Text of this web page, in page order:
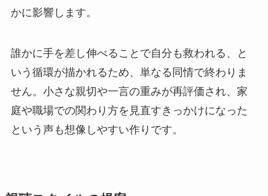
かに影響します。
誰かに手を差し伸べることで自分も救われる、と
いう循環が描かれるため、単なる同情で終わりま
せん。小さな親切や一言の重みが再評価され、家
庭や職場での関わり方を見直すきっかけになった
という声も想像しやすい作りです。